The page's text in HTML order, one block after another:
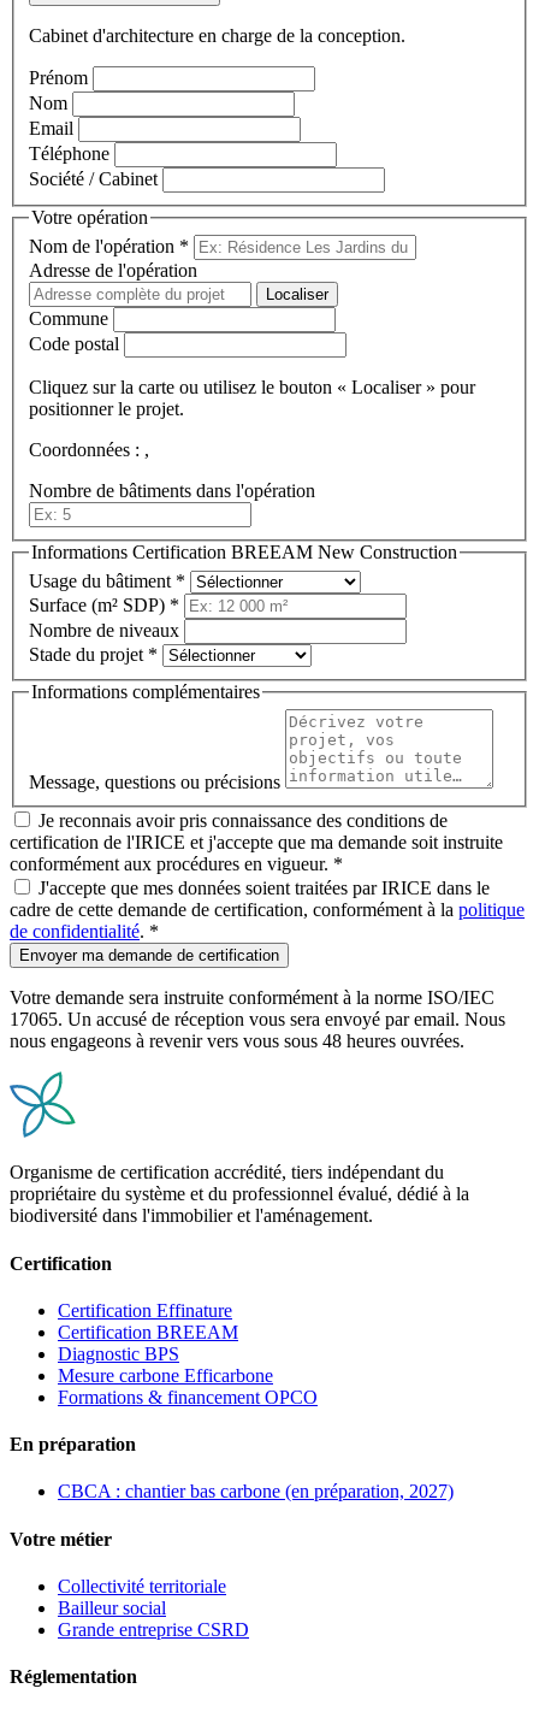
Cabinet d'architecture en charge de la conception.
Prénom
Nom
Email
Téléphone
Société / Cabinet
Votre opération
Nom de l'opération *
Adresse de l'opération
Localiser
Commune
Code postal
Cliquez sur la carte ou utilisez le bouton « Localiser » pour
positionner le projet.
Coordonnées : ,
Nombre de bâtiments dans l'opération
Informations Certification BREEAM New Construction
Usage du bâtiment *
Surface (m² SDP) *
Nombre de niveaux
Stade du projet *
Informations complémentaires
Message, questions ou précisions
Je reconnais avoir pris connaissance des conditions de
certification de l'IRICE et j'accepte que ma demande soit instruite
conformément aux procédures en vigueur. *
J'accepte que mes données soient traitées par IRICE dans le
cadre de cette demande de certification, conformément à la politique
de confidentialité. *
Envoyer ma demande de certification
Votre demande sera instruite conformément à la norme ISO/IEC
17065. Un accusé de réception vous sera envoyé par email. Nous
nous engageons à revenir vers vous sous 48 heures ouvrées.
Organisme de certification accrédité, tiers indépendant du
propriétaire du système et du professionnel évalué, dédié à la
biodiversité dans l'immobilier et l'aménagement.
Certification
Certification Effinature
Certification BREEAM
Diagnostic BPS
Mesure carbone Efficarbone
Formations & financement OPCO
En préparation
CBCA : chantier bas carbone (en préparation, 2027)
Votre métier
Collectivité territoriale
Bailleur social
Grande entreprise CSRD
Réglementation